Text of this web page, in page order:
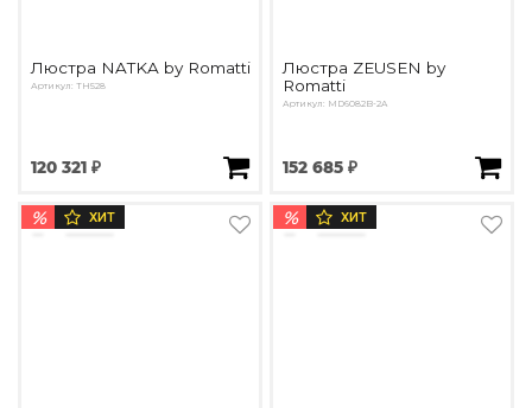
Люстра NATKA by Romatti
Артикул: TH528
120 321 ₽
Люстра ZEUSEN by
Romatti
Артикул: MD6082B-2A
152 685 ₽
% ХИТ % ХИТ